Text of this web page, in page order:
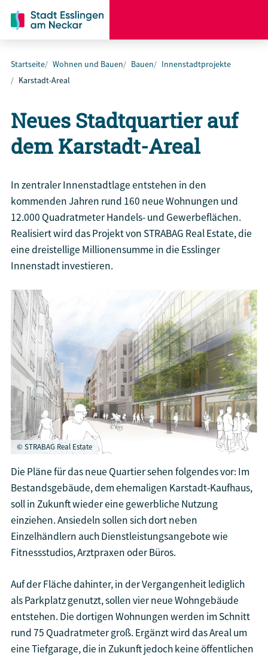
Startseite Wohnen und Bauen Bauen
Innenstadtprojekte
Karstadt-Areal
Neues Stadtquartier auf
dem Karstadt-Areal
In zentraler Innenstadtlage entstehen in den
kommenden Jahren rund 160 neue Wohnungen und
12.000 Quadratmeter Handels- und Gewerbeflächen.
Realisiert wird das Projekt von STRABAG Real Estate, die
eine dreistellige Millionensumme in die Esslinger
Innenstadt investieren.
© STRABAG Real Estate
Die Pläne für das neue Quartier sehen folgendes vor: Im
Bestandsgebäude, dem ehemaligen Karstadt-Kaufhaus,
soll in Zukunft wieder eine gewerbliche Nutzung
einziehen. Ansiedeln sollen sich dort neben
Einzelhändlern auch Dienstleistungsangebote wie
Fitnessstudios, Arztpraxen oder Büros.
Auf der Fläche dahinter, in der Vergangenheit lediglich
als Parkplatz genutzt, sollen vier neue Wohngebäude
entstehen. Die dortigen Wohnungen werden im Schnitt
rund 75 Quadratmeter groß. Ergänzt wird das Areal um
eine Tiefgarage, die in Zukunft jedoch keine öffentlichen